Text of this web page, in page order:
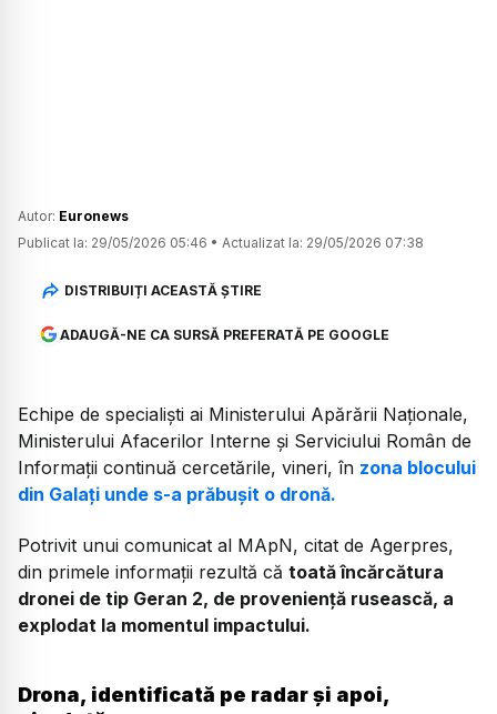
Autor: Euronews
Publicat la: 29/05/2026 05:46 • Actualizat la: 29/05/2026 07:38
DISTRIBUIȚI ACEASTĂ ȘTIRE
ADAUGĂ-NE CA SURSĂ PREFERATĂ PE GOOGLE
Echipe de specialiști ai Ministerului Apărării Naționale,
Ministerului Afacerilor Interne și Serviciului Român de
Informații continuă cercetările, vineri, în zona blocului
din Galați unde s-a prăbușit o dronă.
Potrivit unui comunicat al MApN, citat de Agerpres,
din primele informații rezultă că toată încărcătura
dronei de tip Geran 2, de proveniență rusească, a
explodat la momentul impactului.
Drona, identificată pe radar și apoi,